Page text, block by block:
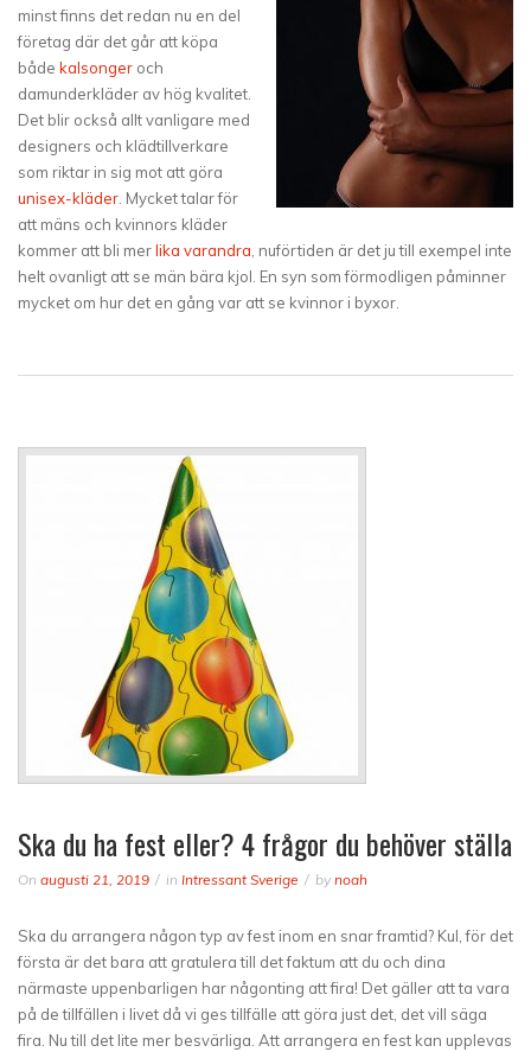
minst finns det redan nu en del
företag där det går att köpa
både kalsonger och
damunderkläder av hög kvalitet.
Det blir också allt vanligare med
designers och klädtillverkare
som riktar in sig mot att göra
unisex-kläder . Mycket talar för
att mäns och kvinnors kläder
kommer att bli merlika varandra , nuförtiden är det ju till exempel inte
helt ovanligt att se män bära kjol. En syn som förmodligen påminner
mycket om hur det en gång var att se kvinnor i byxor.
Ska du ha fest eller? 4 frågor du behöver ställa
On augusti 21, 2019 in Intressant Sverige by noah
Ska du arrangera någon typ av fest inom en snar framtid? Kul, för det
första är det bara att gratulera till det faktum att du och dina
närmaste uppenbarligen har någonting att fira! Det gäller att ta vara
på de tillfällen i livet då vi ges tillfälle att göra just det, det vill säga
fira. Nu till det lite mer besvärliga. Att arrangera en fest kan upplevas